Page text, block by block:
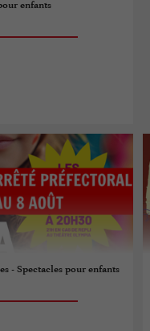
enfants
- Spectacles pour enfants